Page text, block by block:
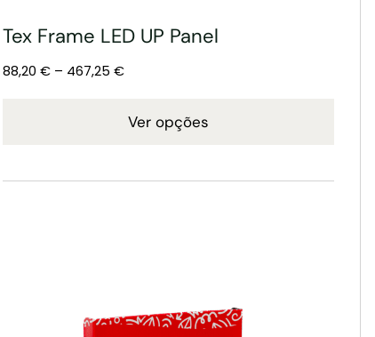
Tex Frame LED UP Panel
88,20€ – 467,25€
Ver opções